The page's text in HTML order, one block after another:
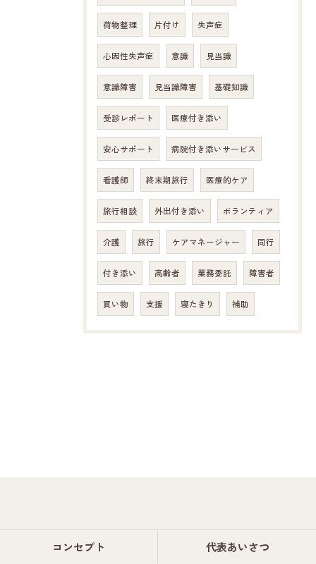
荷物整理 片付け 失声症
心因性失声症 意識 見当識
意識障害 見当識障害 基礎知識
受診レポート 医療付き添い
安心サポート 病院付き添いサービス
看護師 終末期旅行 医療的ケア
旅行相談 外出付き添い ボランティア
介護 旅行 ケアマネージャー 同行
付き添い 高齢者 業務委託 障害者
買い物 支援 寝たきり 補助
コンセプト 代表あいさつ